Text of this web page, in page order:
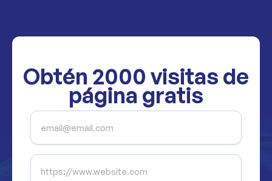
Obtén 2000 visitas de
página gratis